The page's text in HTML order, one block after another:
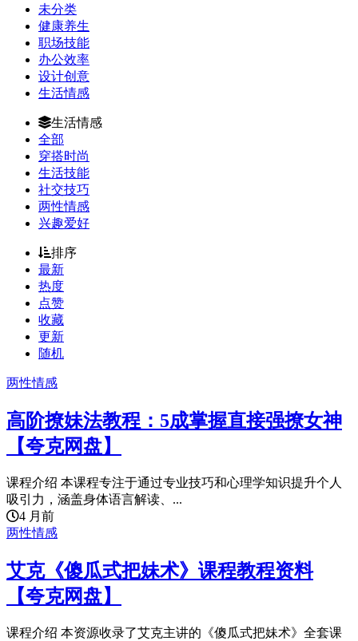
未分类
健康养生
职场技能
办公效率
设计创意
生活情感
生活情感
全部
穿搭时尚
生活技能
社交技巧
两性情感
兴趣爱好
排序
最新
热度
点赞
收藏
更新
随机
两性情感
高阶撩妹法教程：5成掌握直接强撩女神
【夸克网盘】
课程介绍 本课程专注于通过专业技巧和心理学知识提升个人
吸引力，涵盖身体语言解读、...
4 月前
两性情感
艾克《傻瓜式把妹术》课程教程资料
【夸克网盘】
课程介绍 本资源收录了艾克主讲的《傻瓜式把妹术》全套课